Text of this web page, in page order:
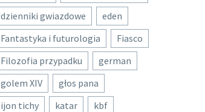
dzienniki gwiazdowe
eden
Fantastyka i futurologia
Fiasco
Filozofia przypadku
german
golem XIV
głos pana
ijon tichy
katar
kbf